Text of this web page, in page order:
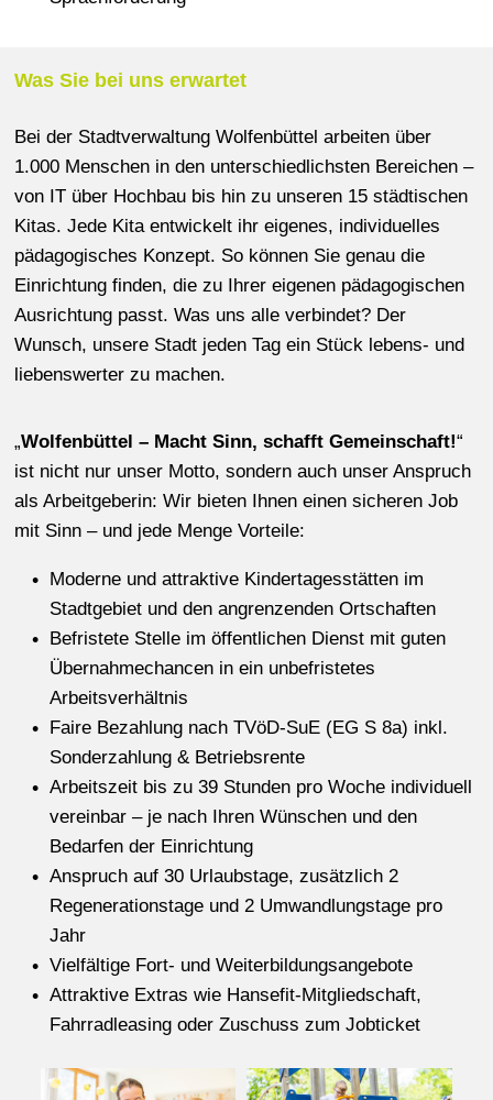
Was Sie bei uns erwartet
Bei der Stadtverwaltung Wolfenbüttel arbeiten über
1.000 Menschen in den unterschiedlichsten Bereichen –
von IT über Hochbau bis hin zu unseren 15 städtischen
Kitas. Jede Kita entwickelt ihr eigenes, individuelles
pädagogisches Konzept. So können Sie genau die
Einrichtung finden, die zu Ihrer eigenen pädagogischen
Ausrichtung passt. Was uns alle verbindet? Der
Wunsch, unsere Stadt jeden Tag ein Stück lebens- und
liebenswerter zu machen.
„Wolfenbüttel – Macht Sinn, schafft Gemeinschaft!“
ist nicht nur unser Motto, sondern auch unser Anspruch
als Arbeitgeberin: Wir bieten Ihnen einen sicheren Job
mit Sinn – und jede Menge Vorteile:
Moderne und attraktive Kindertagesstätten im
Stadtgebiet und den angrenzenden Ortschaften
Befristete Stelle im öffentlichen Dienst mit guten
Übernahmechancen in ein unbefristetes
Arbeitsverhältnis
Faire Bezahlung nach TVöD-SuE (EG S 8a) inkl.
Sonderzahlung & Betriebsrente
Arbeitszeit bis zu 39 Stunden pro Woche individuell
vereinbar – je nach Ihren Wünschen und den
Bedarfen der Einrichtung
Anspruch auf 30 Urlaubstage, zusätzlich 2
Regenerationstage und 2 Umwandlungstage pro
Jahr
Vielfältige Fort- und Weiterbildungsangebote
Attraktive Extras wie Hansefit-Mitgliedschaft,
Fahrradleasing oder Zuschuss zum Jobticket